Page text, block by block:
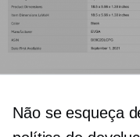
Não se esqueça